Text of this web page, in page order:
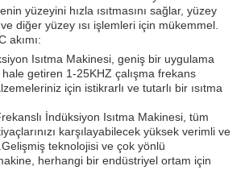
yüzeyini hızla ısıtmasını sağlar, yüzey
diğer yüzey ısı işlemleri için mükemmel.
akımı:
Isıtma Makinesi, geniş bir uygulama
getiren 1-25KHZ çalışma frekans
için istikrarlı ve tutarlı bir ısıtma
İndüksiyon Isıtma Makinesi, tüm
karşılayabilecek yüksek verimli ve
teknolojisi ve çok yönlü
herhangi bir endüstriyel ortam için